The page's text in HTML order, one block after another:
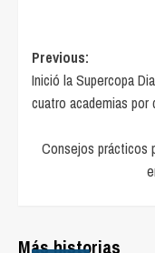
Post
navigation
Previous:
Inició la Supercopa
cuatro academias por
Consejos prácticos
Más historias